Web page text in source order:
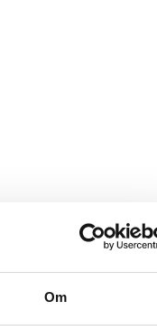
Om